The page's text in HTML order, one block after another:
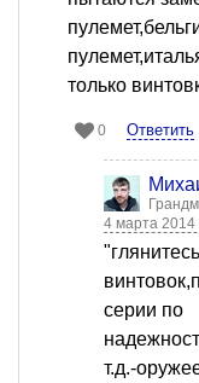
только
0 Ответить
4 марта 2014
серии по
т.д.-